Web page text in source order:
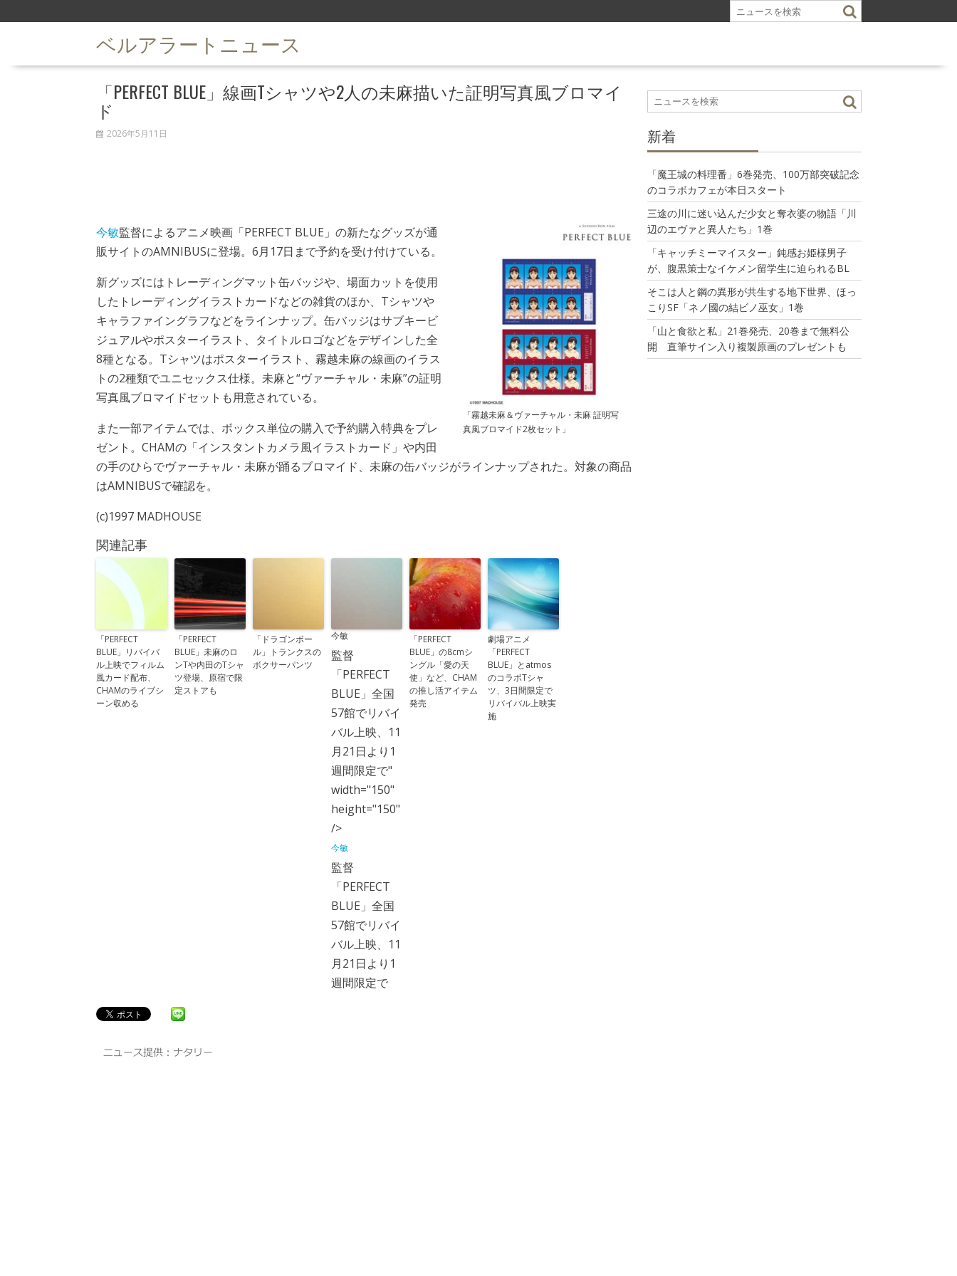
k
ベルアラートニュース
「PERFECT BLUE」線画Tシャツや2人の未麻描いた証明写真風ブロマイ
ド
2026年5月11日
「霧越未麻＆ヴァーチャル・未麻 証明写
真風ブロマイド2枚セット」
今敏監督によるアニメ映画「PERFECT BLUE」の新たなグッズが通
販サイトのAMNIBUSに登場。6月17日まで予約を受け付けている。
新グッズにはトレーディングマット缶バッジや、場面カットを使用
したトレーディングイラストカードなどの雑貨のほか、Tシャツや
キャラファイングラフなどをラインナップ。缶バッジはサブキービ
ジュアルやポスターイラスト、タイトルロゴなどをデザインした全
8種となる。Tシャツはポスターイラスト、霧越未麻の線画のイラス
トの2種類でユニセックス仕様。未麻と“ヴァーチャル・未麻”の証明
写真風ブロマイドセットも用意されている。
また一部アイテムでは、ボックス単位の購入で予約購入特典をプレ
ゼント。CHAMの「インスタントカメラ風イラストカード」や内田
の手のひらでヴァーチャル・未麻が踊るブロマイド、未麻の缶バッジがラインナップされた。対象の商品
はAMNIBUSで確認を。
(c)1997 MADHOUSE
関連記事
「PERFECT
BLUE」リバイバ
ル上映でフィルム
風カード配布、
CHAMのライブシ
ーン収める
「PERFECT
BLUE」未麻のロ
ンTや内田のTシャ
ツ登場、原宿で限
定ストアも
「ドラゴンボー
ル」トランクスの
ボクサーパンツ
今敏
監督
「PERFECT
BLUE」全国
57館でリバイ
バル上映、11
月21日より1
週間限定で"
width="150"
height="150"
/>
今敏
監督
「PERFECT
BLUE」全国
57館でリバイ
バル上映、11
月21日より1
週間限定で
「PERFECT
BLUE」の8cmシ
ングル「愛の天
使」など、CHAM
の推し活アイテム
発売
劇場アニメ
「PERFECT
BLUE」とatmos
のコラボTシャ
ツ、3日間限定で
リバイバル上映実
施
新着
「魔王城の料理番」6巻発売、100万部突破記念
のコラボカフェが本日スタート
三途の川に迷い込んだ少女と奪衣婆の物語「川
辺のエヴァと異人たち」1巻
「キャッチミーマイスター」鈍感お姫様男子
が、腹黒策士なイケメン留学生に迫られるBL
そこは人と鋼の異形が共生する地下世界、ほっ
こりSF「ネノ國の結ビノ巫女」1巻
「山と食欲と私」21巻発売、20巻まで無料公
開 直筆サイン入り複製原画のプレゼントも